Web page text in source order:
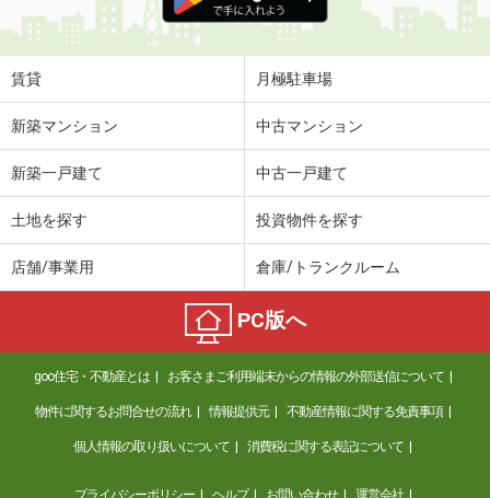
賃貸 月極駐車場
新築マンション 中古マンション
新築一戸建て 中古一戸建て
土地を探す 投資物件を探す
店舗/事業用 倉庫/トランクルーム
PC版へ
goo住宅・不動産とは お客さまご利用端末からの情報の外部送信について
物件に関するお問合せの流れ 情報提供元 不動産情報に関する免責事項
個人情報の取り扱いについて 消費税に関する表記について